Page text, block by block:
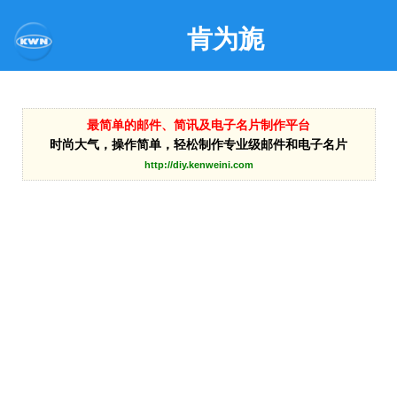
肯为旎
最简单的邮件、简讯及电子名片制作平台
时尚大气，操作简单，轻松制作专业级邮件和电子名片
http://diy.kenweini.com